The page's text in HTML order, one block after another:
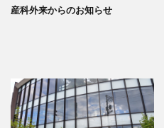
産科外来からのお知らせ